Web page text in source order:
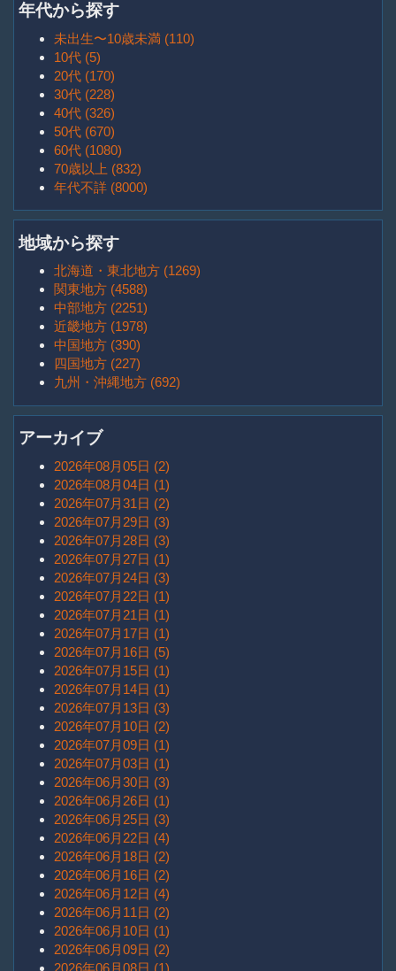
年代から探す
未出生〜10歳未満 (110)
10代 (5)
20代 (170)
30代 (228)
40代 (326)
50代 (670)
60代 (1080)
70歳以上 (832)
年代不詳 (8000)
地域から探す
北海道・東北地方 (1269)
関東地方 (4588)
中部地方 (2251)
近畿地方 (1978)
中国地方 (390)
四国地方 (227)
九州・沖縄地方 (692)
アーカイブ
2026年08月05日 (2)
2026年08月04日 (1)
2026年07月31日 (2)
2026年07月29日 (3)
2026年07月28日 (3)
2026年07月27日 (1)
2026年07月24日 (3)
2026年07月22日 (1)
2026年07月21日 (1)
2026年07月17日 (1)
2026年07月16日 (5)
2026年07月15日 (1)
2026年07月14日 (1)
2026年07月13日 (3)
2026年07月10日 (2)
2026年07月09日 (1)
2026年07月03日 (1)
2026年06月30日 (3)
2026年06月26日 (1)
2026年06月25日 (3)
2026年06月22日 (4)
2026年06月18日 (2)
2026年06月16日 (2)
2026年06月12日 (4)
2026年06月11日 (2)
2026年06月10日 (1)
2026年06月09日 (2)
2026年06月08日 (1)